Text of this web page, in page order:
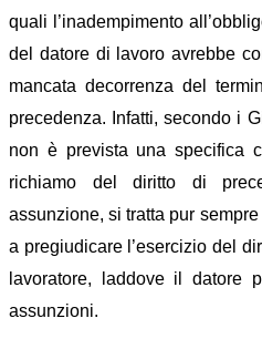
quali l’inadempimento
del datore di lavoro avrebbe
mancata decorrenza del
precedenza. Infatti, secondo i G
non è prevista una specifica
richiamo del diritto di
assunzione, si tratta pur
a pregiudicare l’esercizio del
lavoratore, laddove il datore
assunzioni.